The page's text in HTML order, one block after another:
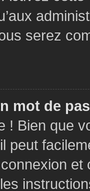
serez
mot de
! Bien que
peut